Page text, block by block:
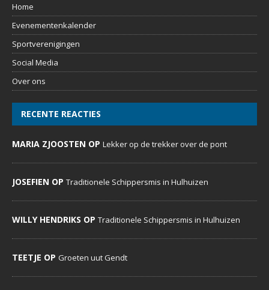
Home
Evenementenkalender
Sportverenigingen
Social Media
Over ons
RECENTE REACTIES
MARIA ZJOOSTEN OP Lekker op de trekker over de pont
JOSEFIEN OP Traditionele Schippersmis in Hulhuizen
WILLY HENDRIKS OP Traditionele Schippersmis in Hulhuizen
TEETJE OP Groeten uut Gendt